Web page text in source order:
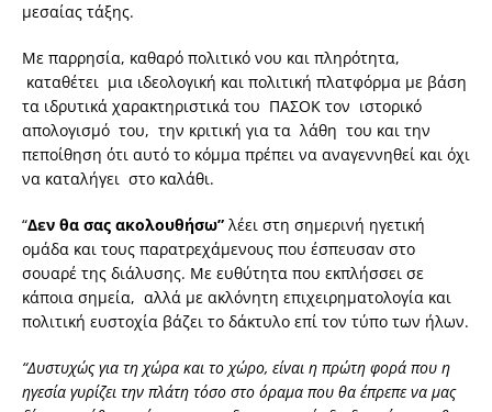
μεσαίας τάξης.
Με παρρησία, καθαρό πολιτικό νου και πληρότητα,
καταθέτει μια ιδεολογική και πολιτική πλατφόρμα με βάση
τα ιδρυτικά χαρακτηριστικά του ΠΑΣΟΚ τον ιστορικό
απολογισμό του, την κριτική για τα λάθη του και την
πεποίθηση ότι αυτό το κόμμα πρέπει να αναγεννηθεί και όχι
να καταλήγει στο καλάθι.
“Δεν θα σας ακολουθήσω” λέει στη σημερινή ηγετική
ομάδα και τους παρατρεχάμενους που έσπευσαν στο
σουαρέ της διάλυσης. Με ευθύτητα που εκπλήσσει σε
κάποια σημεία, αλλά με ακλόνητη επιχειρηματολογία και
πολιτική ευστοχία βάζει το δάκτυλο επί τον τύπο των ήλων.
“Δυστυχώς για τη χώρα και το χώρο, είναι η πρώτη φορά που η
ηγεσία γυρίζει την πλάτη τόσο στο όραμα που θα έπρεπε να μας